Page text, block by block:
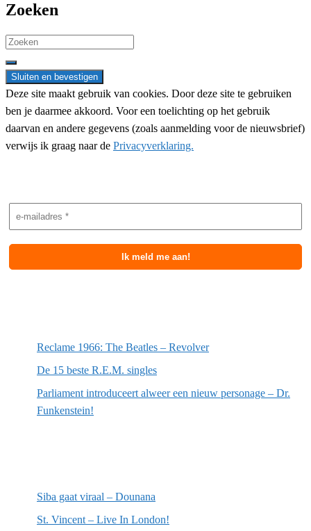
Zoeken
Search
for:
Deze site maakt gebruik van cookies. Door deze site te gebruiken
ben je daarmee akkoord. Voor een toelichting op het gebruik
daarvan en andere gegevens (zoals aanmelding voor de nieuwsbrief)
verwijs ik graag naar de Privacyverklaring.
Reclame 1966: The Beatles – Revolver
De 15 beste R.E.M. singles
Parliament introduceert alweer een nieuw personage – Dr.
Funkenstein!
Siba gaat viraal – Dounana
St. Vincent – Live In London!